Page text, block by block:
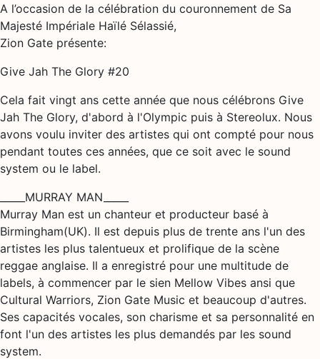
A l’occasion de la célébration du couronnement de Sa
Majesté Impériale Haïlé Sélassié,
Zion Gate présente:
Give Jah The Glory #20
Cela fait vingt ans cette année que nous célébrons Give
Jah The Glory, d'abord à l'Olympic puis à Stereolux. Nous
avons voulu inviter des artistes qui ont compté pour nous
pendant toutes ces années, que ce soit avec le sound
system ou le label.
_____MURRAY MAN_____
Murray Man est un chanteur et producteur basé à
Birmingham(UK). Il est depuis plus de trente ans l'un des
artistes les plus talentueux et prolifique de la scène
reggae anglaise. Il a enregistré pour une multitude de
labels, à commencer par le sien Mellow Vibes ansi que
Cultural Warriors, Zion Gate Music et beaucoup d'autres.
Ses capacités vocales, son charisme et sa personnalité en
font l'un des artistes les plus demandés par les sound
system.